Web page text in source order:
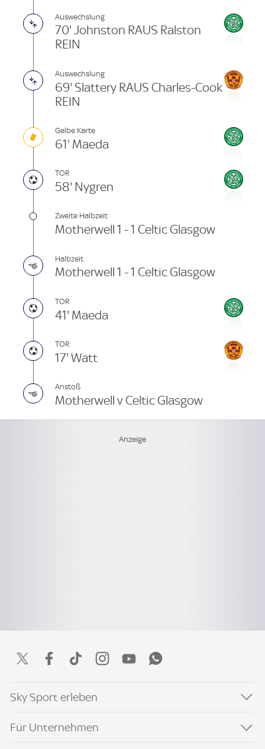
Auswechslung
70' Johnston RAUS Ralston
REIN
Auswechslung
69' Slattery RAUS Charles-Cook
REIN
Gelbe Karte
61' Maeda
TOR
58' Nygren
Zweite Halbzeit
Motherwell 1 - 1 Celtic Glasgow
Halbzeit
Motherwell 1 - 1 Celtic Glasgow
TOR
41' Maeda
TOR
17' Watt
Anstoß
Motherwell v Celtic Glasgow
Sky Sport erleben
Für Unternehmen